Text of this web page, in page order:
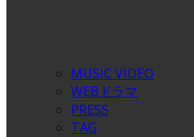
MUSIC VIDEO
WEBドラマ
PRESS
TAG